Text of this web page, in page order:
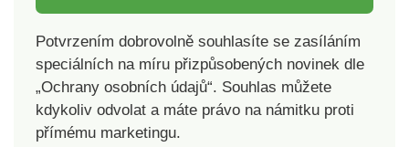
Potvrzením dobrovolně souhlasíte se zasíláním
speciálních na míru přizpůsobených novinek dle
„Ochrany osobních údajů“. Souhlas můžete
kdykoliv odvolat a máte právo na námitku proti
přímému marketingu.